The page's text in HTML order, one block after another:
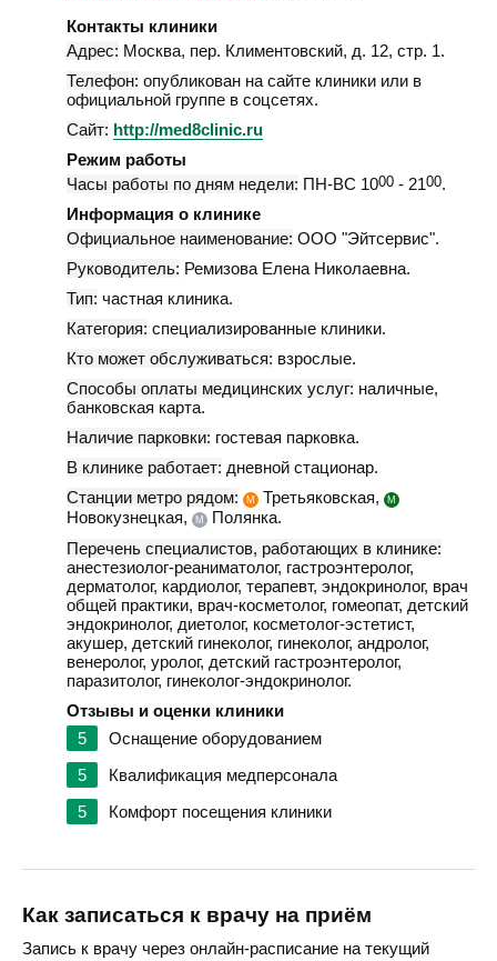
Контакты клиники
Адрес: Москва, пер. Климентовский, д. 12, стр. 1.
Телефон: опубликован на сайте клиники или в
официальной группе в соцсетях.
Сайт: http://med8clinic.ru
Режим работы
Часы работы по дням недели: ПН-ВС 1000 - 2100.
Информация о клинике
Официальное наименование: ООО "Эйтсервис".
Руководитель: Ремизова Елена Николаевна.
Тип: частная клиника.
Категория: специализированные клиники.
Кто может обслуживаться: взрослые.
Способы оплаты медицинских услуг: наличные,
банковская карта.
Наличие парковки: гостевая парковка.
В клинике работает: дневной стационар.
Станции метро рядом:
М Третьяковская, М
Новокузнецкая, М
Полянка.
Перечень специалистов, работающих в клинике:
анестезиолог-реаниматолог, гастроэнтеролог,
дерматолог, кардиолог, терапевт, эндокринолог, врач
общей практики, врач-косметолог, гомеопат, детский
эндокринолог, диетолог, косметолог-эстетист,
акушер, детский гинеколог, гинеколог, андролог,
венеролог, уролог, детский гастроэнтеролог,
паразитолог, гинеколог-эндокринолог.
Отзывы и оценки клиники
5
Оснащение оборудованием
5
Квалификация медперсонала
5
Комфорт посещения клиники
Как записаться к врачу на приём
Запись к врачу через онлайн-расписание на текущий